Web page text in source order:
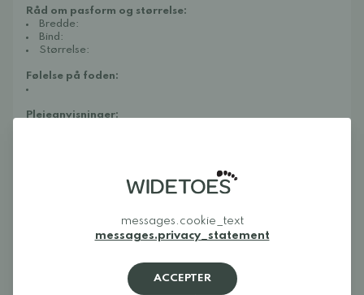
Råd om pasform og størrelse:
Bredde:
Bind:
Størrelse:
Følelse på foden:
Plejeanvisninger:
messages.cookie_text
messages.privacy_statement
ACCEPTER